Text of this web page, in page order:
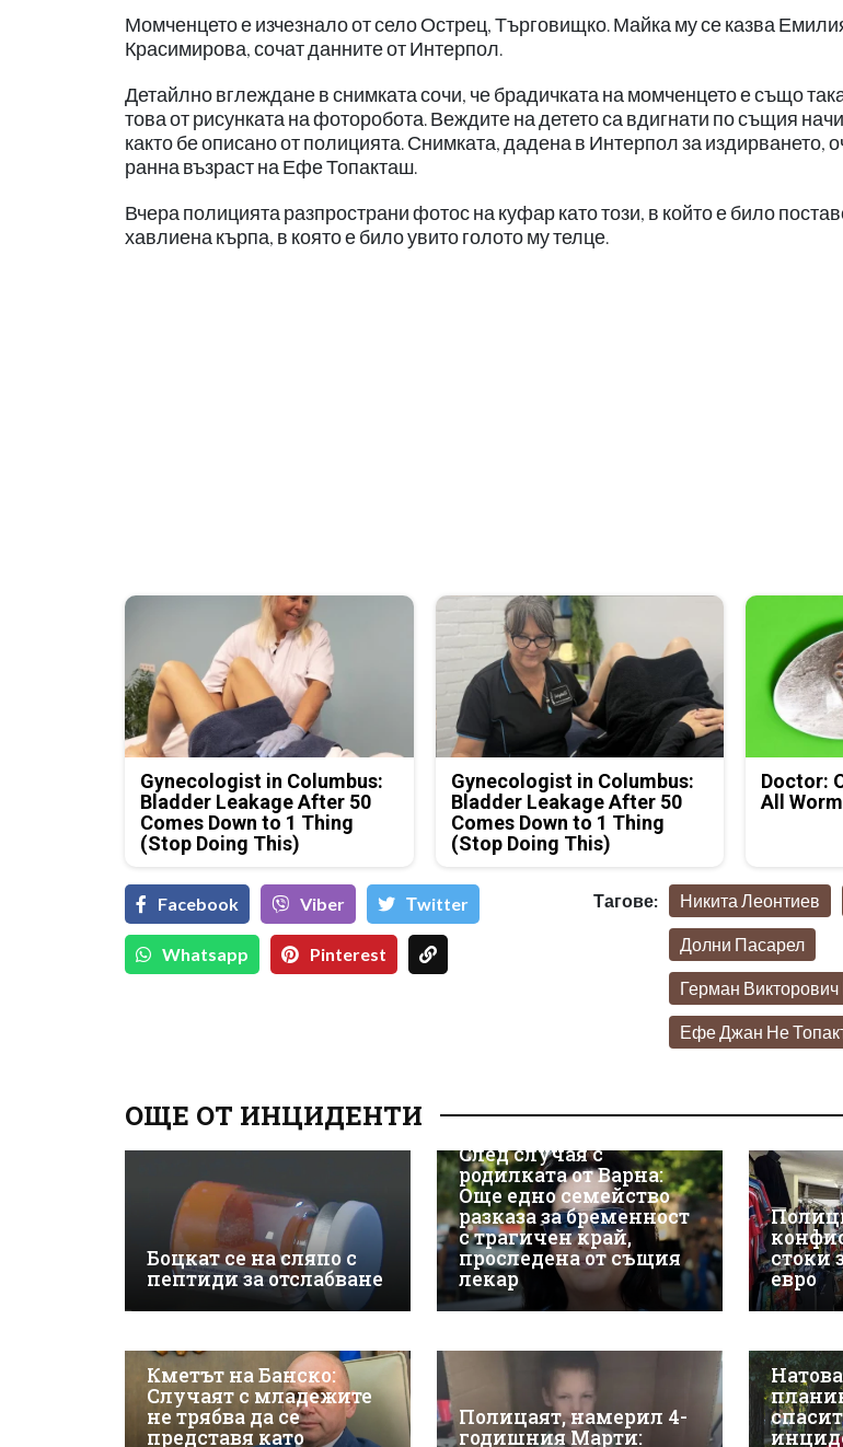
Момченцето е изчезнало от село Острец, Търговищко. Майка му се казва
Красимирова, сочат данните от Интерпол.
Детайлно вглеждане в снимката сочи, че брадичката на момченцето е също
това от рисунката на фоторобота. Веждите на детето са вдигнати по същия
както бе описано от полицията. Снимката, дадена в Интерпол за издирването,
ранна възраст на Ефе Топакташ.
Вчера полицията разпространи фотос на куфар като този, в който е било
хавлиена кърпа, в която е било увито голото му телце.
Gynecologist in Columbus:
Bladder Leakage After 50
Comes Down to 1 Thing
(Stop Doing This)
Gynecologist in Columbus:
Bladder Leakage After 50
Comes Down to 1 Thing
(Stop Doing This)
Doctor:
All
Facebook Viber Тwitter
Whatsapp Pinterest
Тагове: Никита Леонтиев
Долни Пасарел
Герман Викторович
Ефе Джан Не
ОЩЕ ОТ ИНЦИДЕНТИ
Боцкат се на сляпо с
пептиди за отслабване
След случая с
родилката от Варна:
Още едно семейство
разказа за бременност
с трагичен край,
проследена от същия
лекар
стоки
евро
Кметът на Банско:
Случаят с младежите
не трябва да се
представя като
Полицаят, намерил 4-
годишния Марти: